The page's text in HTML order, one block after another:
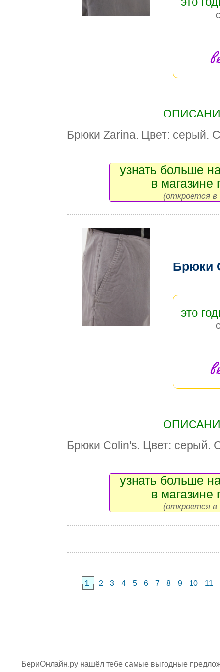
Брюки Zarina. Цвет: серый.
узнать больше
в магазине
(откроется в
Брюки
это
Брюки Colin's. Цвет: серый.
узнать больше
в магазине
(откроется в
1 2 3 4 5 6 7 8 9 10 11
БериОнлайн.ру нашёл тебе самые выгодные